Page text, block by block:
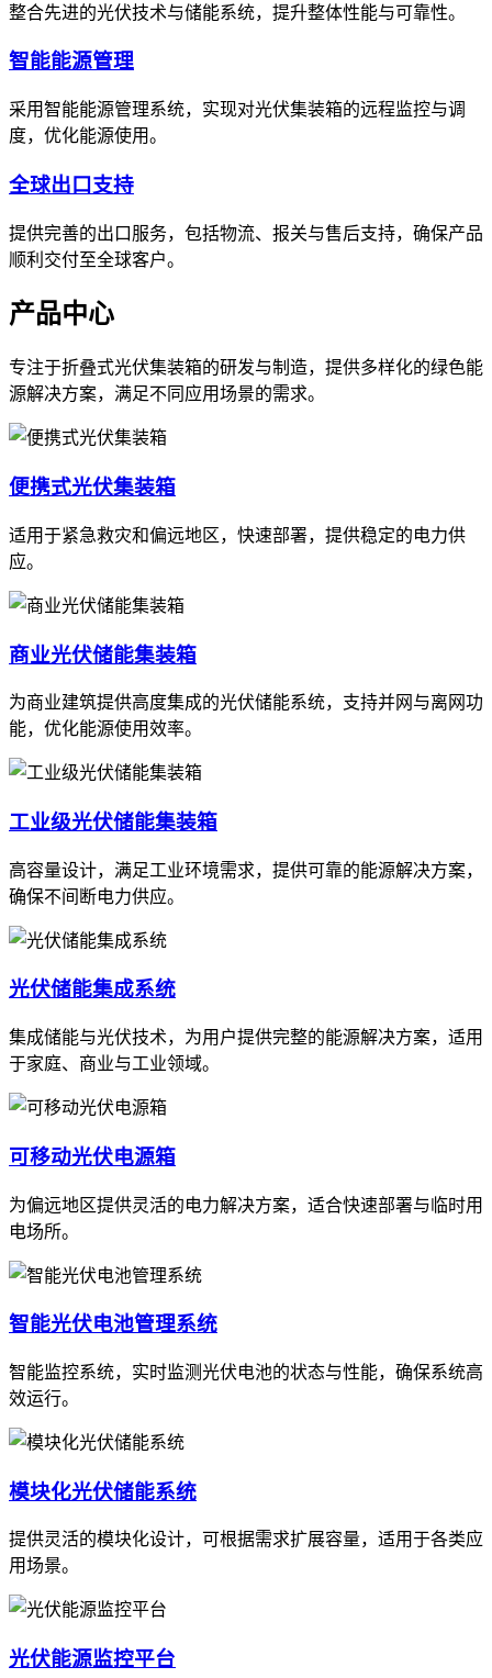
整合先进的光伏技术与储能系统，提升整体性能与可靠性。
智能能源管理
采用智能能源管理系统，实现对光伏集装箱的远程监控与调
度，优化能源使用。
全球出口支持
提供完善的出口服务，包括物流、报关与售后支持，确保产品
顺利交付至全球客户。
产品中心
专注于折叠式光伏集装箱的研发与制造，提供多样化的绿色能
源解决方案，满足不同应用场景的需求。
便携式光伏集装箱
适用于紧急救灾和偏远地区，快速部署，提供稳定的电力供
应。
商业光伏储能集装箱
为商业建筑提供高度集成的光伏储能系统，支持并网与离网功
能，优化能源使用效率。
工业级光伏储能集装箱
高容量设计，满足工业环境需求，提供可靠的能源解决方案，
确保不间断电力供应。
光伏储能集成系统
集成储能与光伏技术，为用户提供完整的能源解决方案，适用
于家庭、商业与工业领域。
可移动光伏电源箱
为偏远地区提供灵活的电力解决方案，适合快速部署与临时用
电场所。
智能光伏电池管理系统
智能监控系统，实时监测光伏电池的状态与性能，确保系统高
效运行。
模块化光伏储能系统
提供灵活的模块化设计，可根据需求扩展容量，适用于各类应
用场景。
光伏能源监控平台